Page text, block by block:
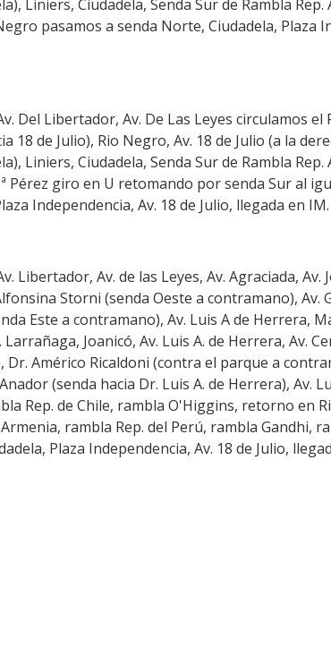
Liniers, Ciudadela, Senda Sur de Rambla
pasamos a senda Norte, Ciudadela, Plaza
Del Libertador, Av. De Las Leyes circulamos
18 de Julio), Rio Negro, Av. 18 de Julio (a la
Liniers, Ciudadela, Senda Sur de Rambla
Pérez giro en U retomando por senda Sur al
Independencia, Av. 18 de Julio, llegada en IM.
Libertador, Av. de las Leyes, Av. Agraciada, Av.
Storni (senda Oeste a contramano),
Este a contramano), Av. Luis A de Herrera,
Joanicó, Av. Luis A. de Herrera, Av.
Dr. Américo Ricaldoni (contra el parque a
(senda hacia Dr. Luis A. de Herrera), Av.
Rep. de Chile, rambla O'Higgins, retorno en
rambla Rep. del Perú, rambla Gandhi,
Plaza Independencia, Av. 18 de Julio,